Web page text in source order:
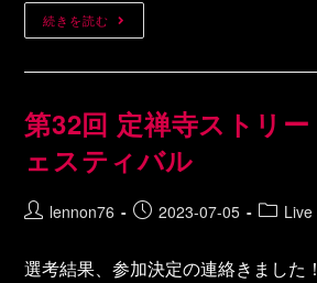
続きを読む
第32回 定禅寺ストリ
ェスティバル
lennon76 2023-07-05
選考結果、参加決定の連絡きました